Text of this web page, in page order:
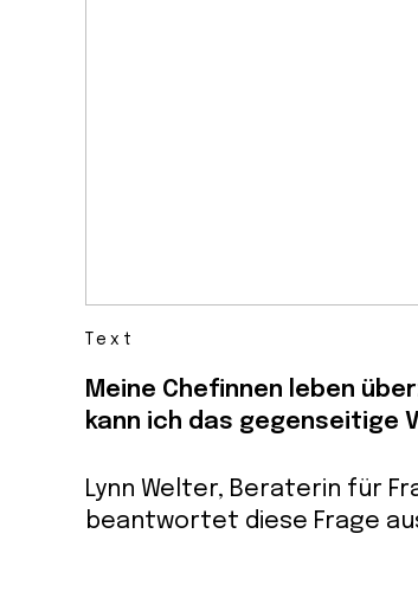
Text
Meine Chefinnen leben
kann ich das gegenseitige
Lynn Welter, Beraterin für
beantwortet diese Frage